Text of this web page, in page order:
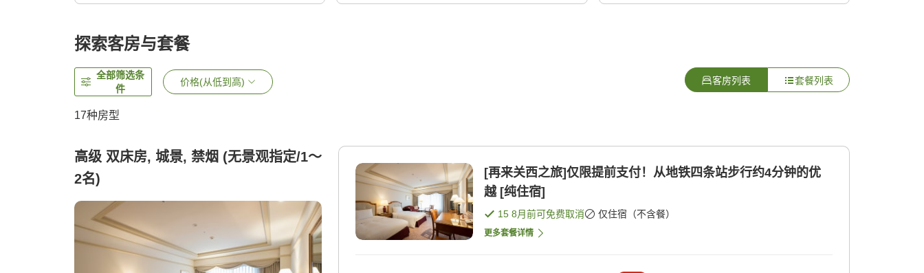
探索客房与套餐
全部筛选条
件
价格(从低到高) 客房列表 套餐列表
17种房型
高级 双床房, 城景, 禁烟 (无景观指定/1〜
2名)
[再来关西之旅]仅限提前支付！从地铁四条站步行约4分钟的优
越 [纯住宿]
15 8月前可免费取消 仅住宿（不含餐）
更多套餐详情